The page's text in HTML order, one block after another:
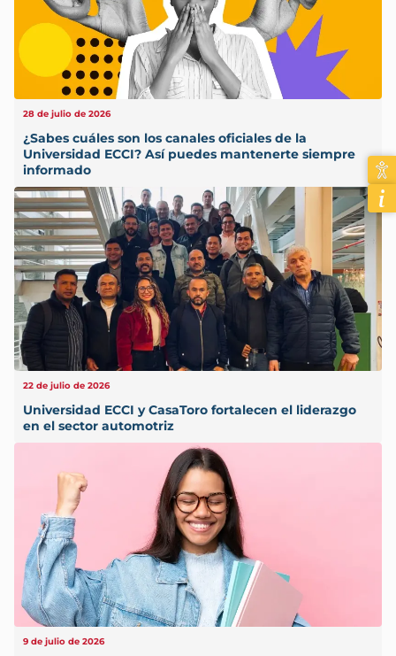
28 de julio de 2026
¿Sabes cuáles son los canales oficiales de la
Universidad ECCI? Así puedes mantenerte siempre
informado
22 de julio de 2026
Universidad ECCI y CasaToro fortalecen el liderazgo
en el sector automotriz
9 de julio de 2026